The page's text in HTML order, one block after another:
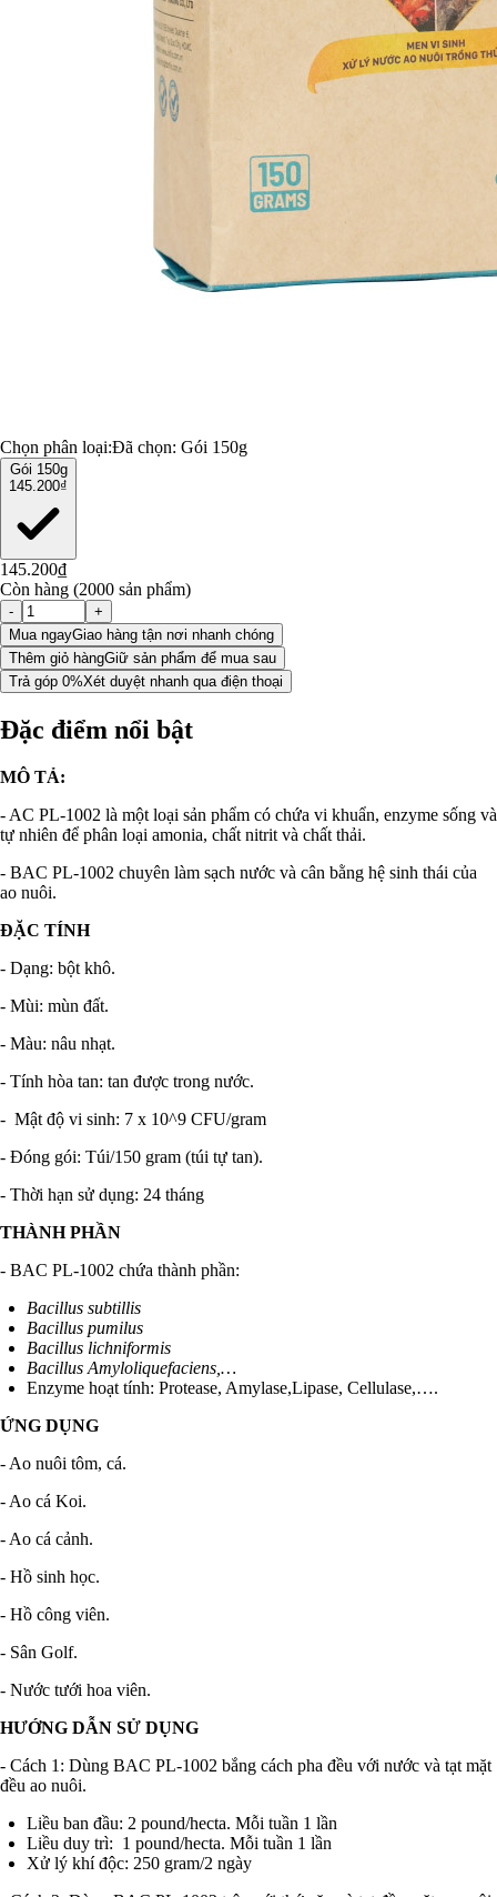
Chọn phân loại:Đã chọn: Gói 150g
Gói 150g
145.200₫
145.200₫
Còn hàng (2000 sản phẩm)
-
+
Mua ngayGiao hàng tận nơi nhanh chóng
Thêm giỏ hàngGiữ sản phẩm để mua sau
Trả góp 0%Xét duyệt nhanh qua điện thoại
Đặc điểm nổi bật
MÔ TẢ:
- AC PL-1002 là một loại sản phẩm có chứa vi khuẩn, enzyme sống và
tự nhiên để phân loại amonia, chất nitrit và chất thải.
- BAC PL-1002 chuyên làm sạch nước và cân bằng hệ sinh thái của
ao nuôi.
ĐẶC TÍNH
- Dạng: bột khô.
- Mùi: mùn đất.
- Màu: nâu nhạt.
- Tính hòa tan: tan được trong nước.
- Mật độ vi sinh: 7 x 10^9 CFU/gram
- Đóng gói: Túi/150 gram (túi tự tan).
- Thời hạn sử dụng: 24 tháng
THÀNH PHẦN
- BAC PL-1002 chứa thành phần:
Bacillus subtillis
Bacillus pumilus
Bacillus lichniformis
Bacillus Amyloliquefaciens,…
Enzyme hoạt tính: Protease, Amylase,Lipase, Cellulase,….
ỨNG DỤNG
- Ao nuôi tôm, cá.
- Ao cá Koi.
- Ao cá cảnh.
- Hồ sinh học.
- Hồ công viên.
- Sân Golf.
- Nước tưới hoa viên.
HƯỚNG DẪN SỬ DỤNG
- Cách 1: Dùng BAC PL-1002 bắng cách pha đều với nước và tạt mặt
đều ao nuôi.
Liều ban đầu: 2 pound/hecta. Mỗi tuần 1 lần
Liều duy trì: 1 pound/hecta. Mỗi tuần 1 lần
Xử lý khí độc: 250 gram/2 ngày